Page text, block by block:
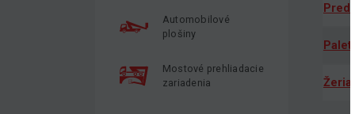
Automobilové
plošiny
Mostové prehliadacie
zariadenia